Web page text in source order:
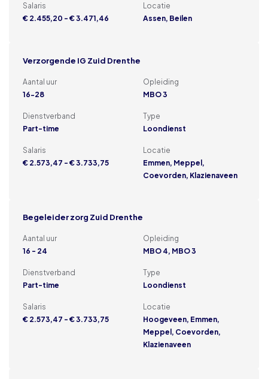
Salaris
€ 2.455,20 - € 3.471,46
Locatie
Assen, Beilen
Verzorgende IG Zuid Drenthe
Aantal uur
16-28
Opleiding
MBO 3
Dienstverband
Part-time
Type
Loondienst
Salaris
€ 2.573,47 - € 3.733,75
Locatie
Emmen, Meppel,
Coevorden, Klazienaveen
Begeleider zorg Zuid Drenthe
Aantal uur
16 - 24
Opleiding
MBO 4, MBO 3
Dienstverband
Part-time
Type
Loondienst
Salaris
€ 2.573,47 - € 3.733,75
Locatie
Hoogeveen, Emmen,
Meppel, Coevorden,
Klazienaveen